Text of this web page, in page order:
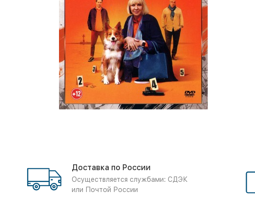
Доставка по России
Осуществляется службами: СДЭК
или Почтой России